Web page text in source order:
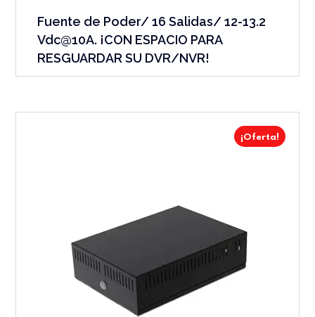
Fuente de Poder/ 16 Salidas/ 12-13.2
Vdc@10A. ¡CON ESPACIO PARA
RESGUARDAR SU DVR/NVR!
¡Oferta!